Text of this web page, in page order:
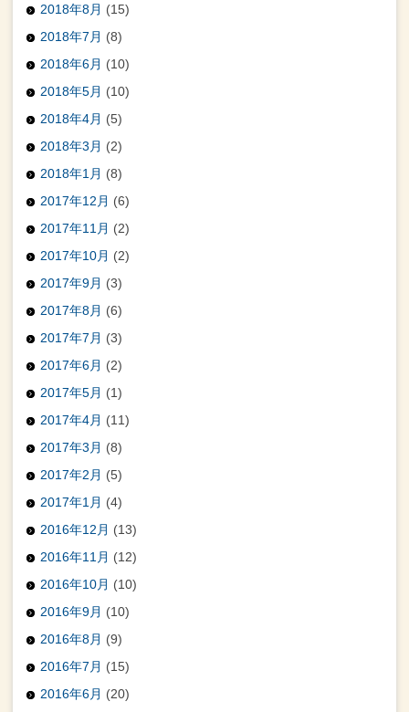
2018年8月 (15)
2018年7月 (8)
2018年6月 (10)
2018年5月 (10)
2018年4月 (5)
2018年3月 (2)
2018年1月 (8)
2017年12月 (6)
2017年11月 (2)
2017年10月 (2)
2017年9月 (3)
2017年8月 (6)
2017年7月 (3)
2017年6月 (2)
2017年5月 (1)
2017年4月 (11)
2017年3月 (8)
2017年2月 (5)
2017年1月 (4)
2016年12月 (13)
2016年11月 (12)
2016年10月 (10)
2016年9月 (10)
2016年8月 (9)
2016年7月 (15)
2016年6月 (20)